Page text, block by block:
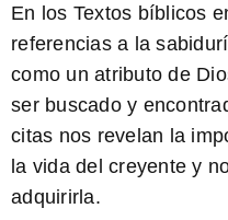
En los Textos bíblicos
referencias a la
como un atributo de
ser buscado y
citas nos revelan la
la vida del creyente y
adquirirla.